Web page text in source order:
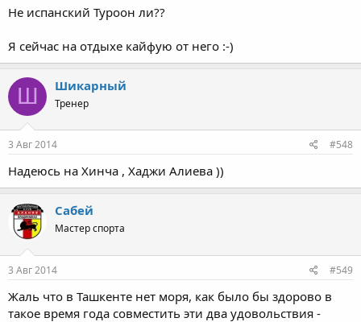
Не испанский Туроон ли??
Я сейчас на отдыхе кайфую от него :-)
Ш Шикарный
Тренер
3 Авг 2014 #548
Надеюсь на Хинча , Хаджи Алиева ))
Сабей
Мастер спорта
3 Авг 2014 #549
Жаль что в Ташкенте нет моря, как было бы здорово в
такое время года совместить эти два удовольствия -